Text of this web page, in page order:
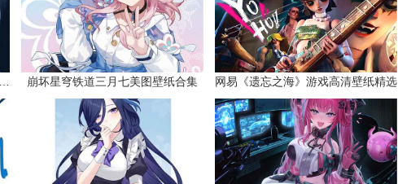
崩坏星穹铁道三月七美图壁纸合集 网易《遗忘之海》游戏高清壁纸精选